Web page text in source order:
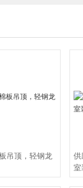
。公司特色服务流程
上门测量：客户自个
免费设计策划： 公司
维修。 服务编辑办公
厂房装修装修效果图
理室，总裁、行长、
儿园，阶梯教室，
吊顶，轻钢龙
供
室